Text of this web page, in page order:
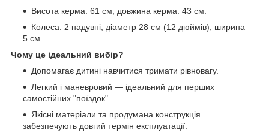
Висота керма: 61 см, довжина керма: 43 см.
Колеса: 2 надувні, діаметр 28 см (12 дюймів), ширина
5 см.
Чому це ідеальний вибір?
Допомагає дитині навчитися тримати рівновагу.
Легкий і маневровий — ідеальний для перших
самостійних "поїздок".
Якісні матеріали та продумана конструкція
забезпечують довгий термін експлуатації.